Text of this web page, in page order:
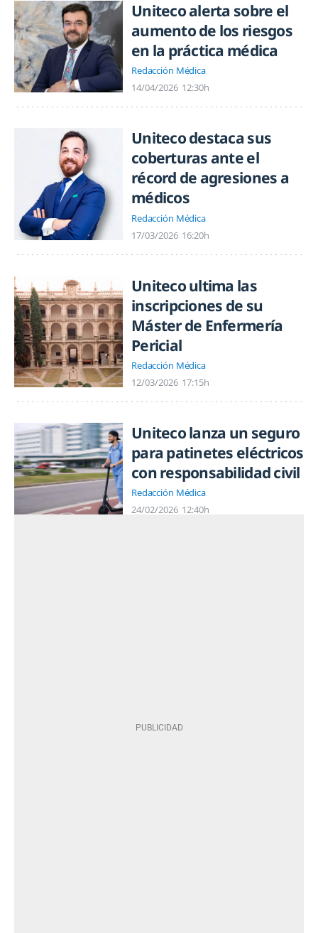
Uniteco alerta sobre el
aumento de los riesgos
en la práctica médica
Redacción Médica
14/04/2026 12:30h
Uniteco destaca sus
coberturas ante el
récord de agresiones a
médicos
Redacción Médica
17/03/2026 16:20h
Uniteco ultima las
inscripciones de su
Máster de Enfermería
Pericial
Redacción Médica
12/03/2026 17:15h
Uniteco lanza un seguro
para patinetes eléctricos
con responsabilidad civil
Redacción Médica
24/02/2026 12:40h